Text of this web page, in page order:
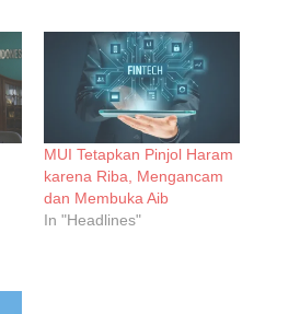
MUI Tetapkan Pinjol Haram
karena Riba, Mengancam
dan Membuka Aib
In "Headlines"